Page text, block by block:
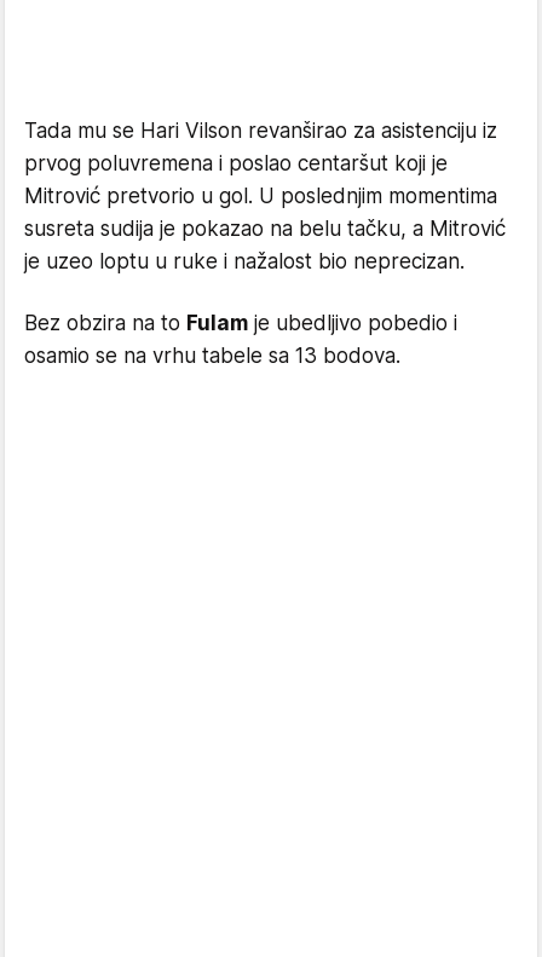
Tada mu se Hari Vilson revanširao za asistenciju iz
prvog poluvremena i poslao centaršut koji je
Mitrović pretvorio u gol. U poslednjim momentima
susreta sudija je pokazao na belu tačku, a Mitrović
je uzeo loptu u ruke i nažalost bio neprecizan.
Bez obzira na to Fulam je ubedljivo pobedio i
osamio se na vrhu tabele sa 13 bodova.